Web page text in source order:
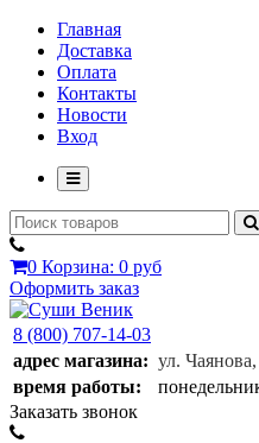
Главная
Доставка
Оплата
Контакты
Новости
Вход
0 Корзина: 0 руб
Оформить заказ
8 (800) 707-14-03
адрес магазина: ул.
время работы:
Заказать звонок